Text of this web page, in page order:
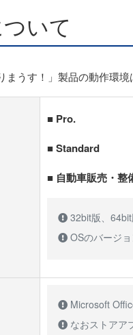
いて
うす！」製品の動作環境
■ Pro.
■ Standard
■ 自動車販売・整
32bit版、64bit
OSのバージ
Microsoft
なおストアア